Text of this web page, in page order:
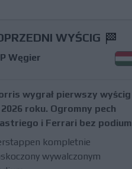
WYŚCIG
Węgier
wygrał pierwszy wyścig
roku. Ogromny pech
i Ferrari bez podium
kompletnie
wywalczonym